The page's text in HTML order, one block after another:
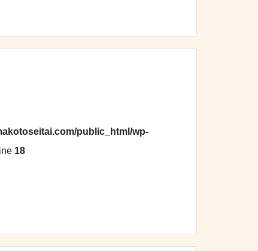
public_html/wp-
18